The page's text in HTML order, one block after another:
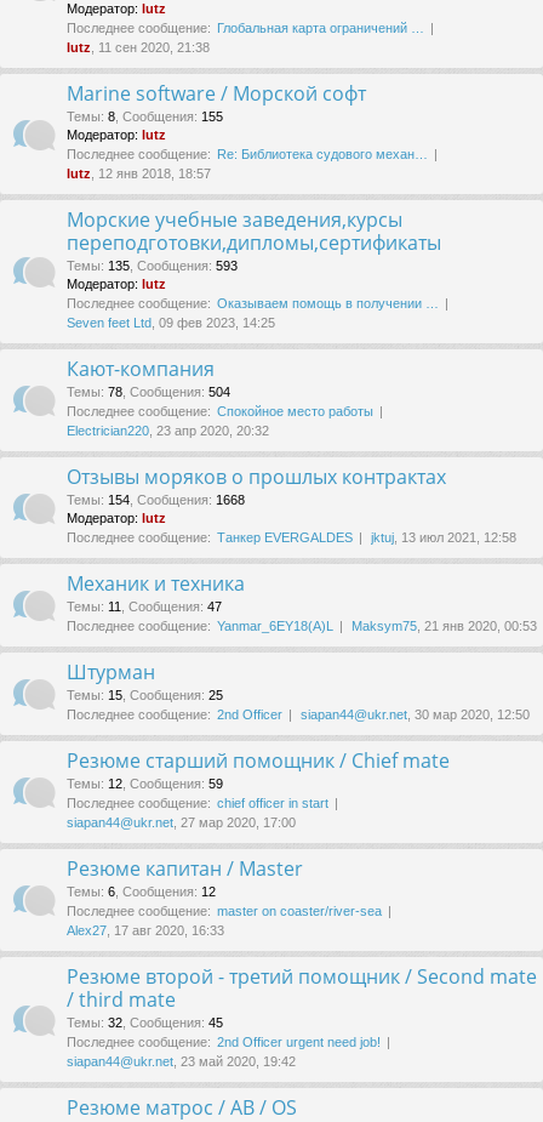
Модератор: lutz
Последнее сообщение: Глобальная карта ограничений …
lutz , 11 сен 2020, 21:38
Marine software / Морской софт
Темы: 8 Сообщения: 155
Модератор: lutz
Последнее сообщение: Re: Библиотека судового механ…
lutz , 12 янв 2018, 18:57
Морские учебные заведения,курсы
переподготовки,дипломы,сертификаты
Темы: 135 Сообщения: 593
Модератор: lutz
Последнее сообщение: Оказываем помощь в получении …
Seven feet Ltd , 09 фев 2023, 14:25
Кают-компания
Темы: 78 Сообщения: 504
Последнее сообщение: Спокойное место работы
Electrician220 , 23 апр 2020, 20:32
Отзывы моряков о прошлых контрактах
Темы: 154 Сообщения: 1668
Модератор: lutz
Последнее сообщение: Танкер EVERGALDES jktuj , 13 июл 2021, 12:58
Механик и техника
Темы: 11 Сообщения: 47
Последнее сообщение: Yanmar_6EY18(A)L Maksym75 , 21 янв 2020, 00:53
Штурман
Темы: 15 Сообщения: 25
Последнее сообщение: 2nd Officer siapan44@ukr.net , 30 мар 2020, 12:50
Резюме старший помощник / Chief mate
Темы: 12 Сообщения: 59
Последнее сообщение: chief officer in start
siapan44@ukr.net , 27 мар 2020, 17:00
Резюме капитан / Master
Темы: 6 Сообщения: 12
Последнее сообщение: master on coaster/river-sea
Alex27 , 17 авг 2020, 16:33
Резюме второй - третий помощник / Second mate
/ third mate
Темы: 32 Сообщения: 45
Последнее сообщение: 2nd Officer urgent need job!
siapan44@ukr.net , 23 май 2020, 19:42
Резюме матрос / AB / OS